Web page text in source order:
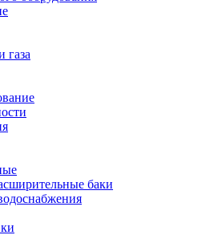
газа
баки